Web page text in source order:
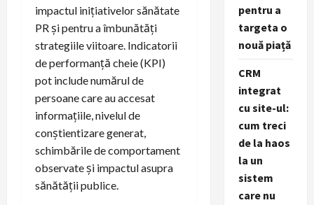
impactul inițiativelor sănătate
PR și pentru a îmbunătăți
strategiile viitoare. Indicatorii
de performanță cheie (KPI)
pot include numărul de
persoane care au accesat
informațiile, nivelul de
conștientizare generat,
schimbările de comportament
observate și impactul asupra
sănătății publice.
pentru a
targeta o
nouă piață
CRM
integrat
cu site-ul:
cum treci
de la haos
la un
sistem
care nu